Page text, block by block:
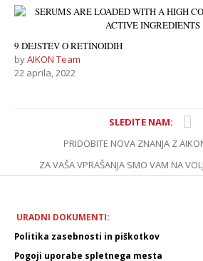
9 DEJSTEV O RETINOIDIH
byAIKON Team
22 aprila, 2022
SLEDITE NAM:
PRIDOBITE NOVA ZNANJA Z
ZA VAŠA VPRAŠANJA SMO VAM NA
URADNI DOKUMENTI:
Politika zasebnosti in piškotkov
Pogoji uporabe spletnega mesta